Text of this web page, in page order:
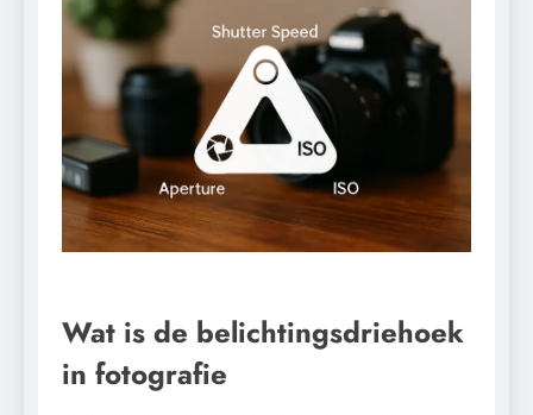
Wat is de belichtingsdriehoek
in fotografie